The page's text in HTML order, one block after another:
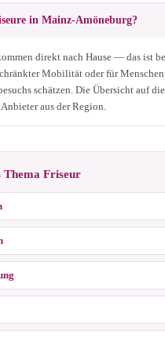
in Mainz-Amöneburg?
direkt nach Hause — das ist
Mobilität oder für
schätzen. Die Übersicht auf
aus der Region.
Thema Friseur